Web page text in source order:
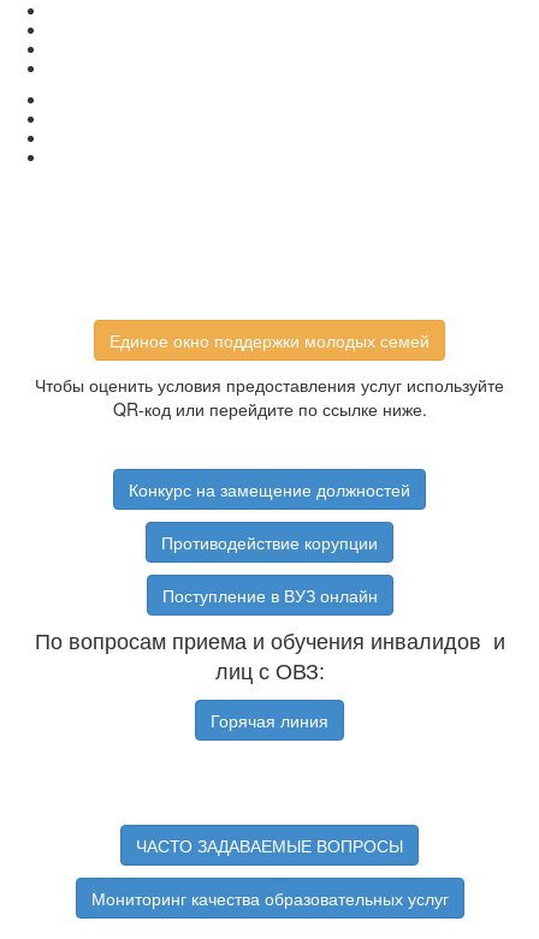
Единое окно поддержки молодых семей
Чтобы оценить условия предоставления услуг используйте
QR-код или перейдите по ссылке ниже.
Конкурс на замещение должностей
Противодействие корупции
Поступление в ВУЗ онлайн
По вопросам приема и обучения инвалидов и
лиц с ОВЗ:
Горячая линия
ЧАСТО ЗАДАВАЕМЫЕ ВОПРОСЫ
Мониторинг качества образовательных услуг